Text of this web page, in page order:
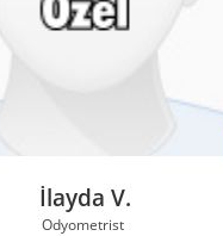
İlayda V.
Odyometrist